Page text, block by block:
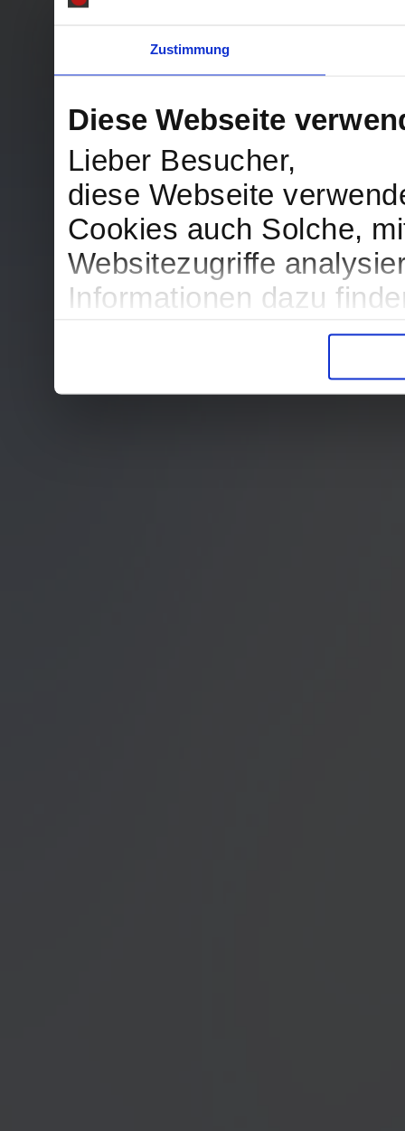
Zustimmung
Diese Webseite
Lieber Besucher,
diese Webseite
Cookies auch Solche,
Websitezugriffe
Informationen dazu
in der
finden die Erklärung in